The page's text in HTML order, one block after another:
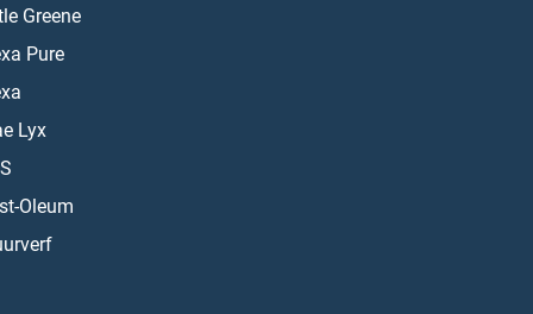
Greene
Pure
Lyx
Oleum